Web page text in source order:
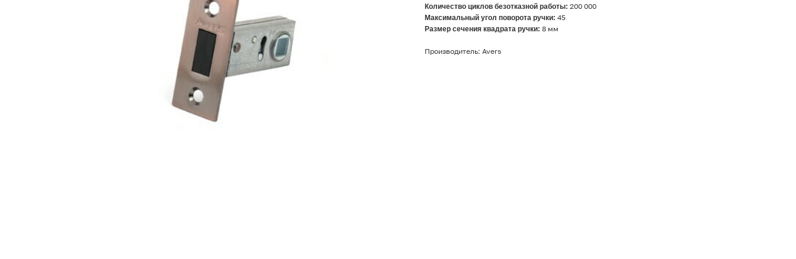
Количество циклов безотказной работы: 200 000
Максимальный угол поворота ручки: 45
Размер сечения квадрата ручки: 8 мм
Производитель: Avers